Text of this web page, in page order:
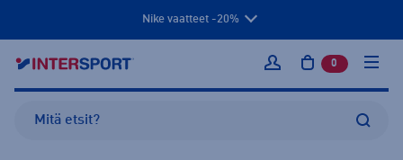
Nike vaatteet -20%
Kirjaudu sisään
0 tuotetta